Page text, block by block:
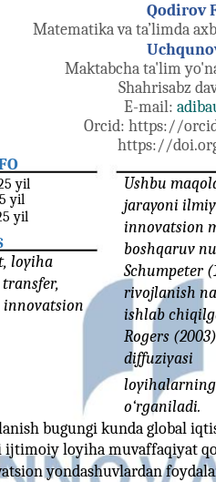
Qodirov
Matematika va ta’limda
Maktabcha ta'lim
Shahrisabz
E-mail:
Orcid: https://
https://
yil
yil
yil
Ushbu
jarayoni
innovatsion
boshqaruv
Schumpeter
rivojlanish
ishlab
Rogers
diffuziyasi
loyihalarning
o‘rganiladi.
loyiha
bugungi kunda global
ijtimoiy loyiha muvaffaqiyat
yondashuvlardan